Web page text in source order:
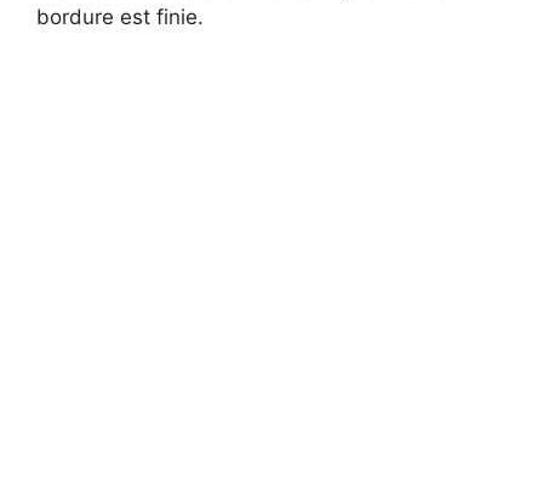
bordure est finie.